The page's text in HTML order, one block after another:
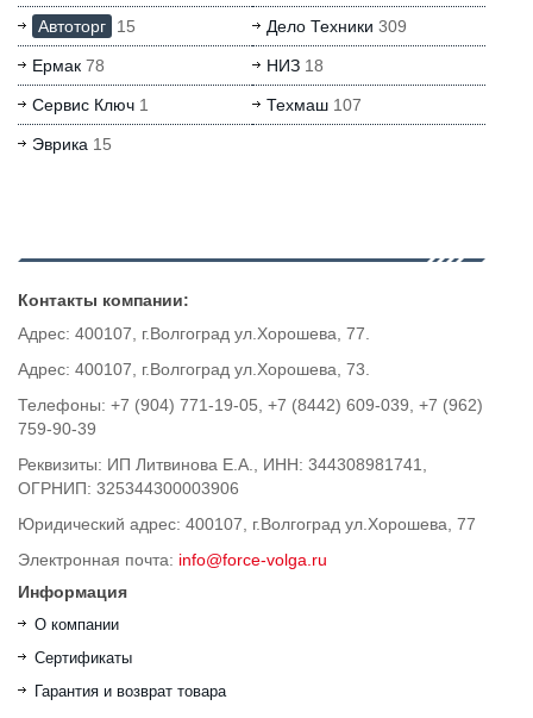
Автоторг 15 Дело Техники 309
Ермак 78 НИЗ18
Сервис Ключ 1 Техмаш107
Эврика 15
Контакты компании:
Адрес: 400107, г.Волгоград ул.Хорошева, 77.
Адрес: 400107, г.Волгоград ул.Хорошева, 73.
Телефоны: +7 (904) 771-19-05, +7 (8442) 609-039, +7 (962)
759-90-39
Реквизиты: ИП Литвинова Е.А., ИНН: 344308981741,
ОГРНИП: 325344300003906
Юридический адрес: 400107, г.Волгоград ул.Хорошева, 77
Электронная почта: info@force-volga.ru
Информация
О компании
Сертификаты
Гарантия и возврат товара